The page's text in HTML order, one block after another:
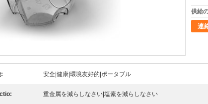
供給
連
安全|健康|環境友好的|ポータブル
重金属を減らしなさい|塩素を減らしなさい